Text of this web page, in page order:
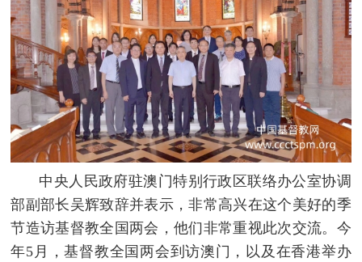
中央人民政府驻澳门特别行政区联络办公室协调
部副部长吴辉致辞并表示，非常高兴在这个美好的季
节造访基督教全国两会，他们非常重视此次交流。今
年5月，基督教全国两会到访澳门，以及在香港举办